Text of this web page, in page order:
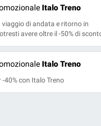
Italo Treno
viaggio di andata e ritorno in
avere oltre il -50% di
Italo Treno
-40% con Italo Treno